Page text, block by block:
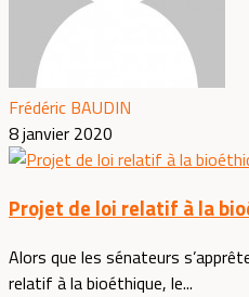
Frédéric BAUDIN
8 janvier 2020
Projet de loi relatif à la
Alors que les sénateurs
relatif à la bioéthique, le...